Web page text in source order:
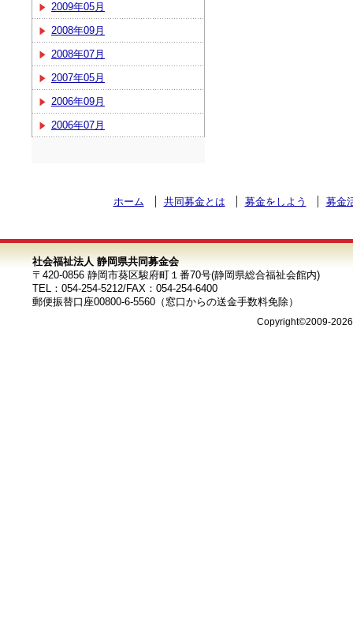
2009年05月
2008年09月
2008年07月
2007年05月
2006年09月
2006年07月
ホーム 共同募金とは 募金をしよう 募金
社会福祉法人 静岡県共同募金会
〒420-0856 静岡市葵区駿府町１番70号(静岡県総合福祉会館内)
TEL：054-254-5212/FAX：054-254-6400
郵便振替口座00800-6-5560（窓口からの送金手数料免除）
Copyright©2009-